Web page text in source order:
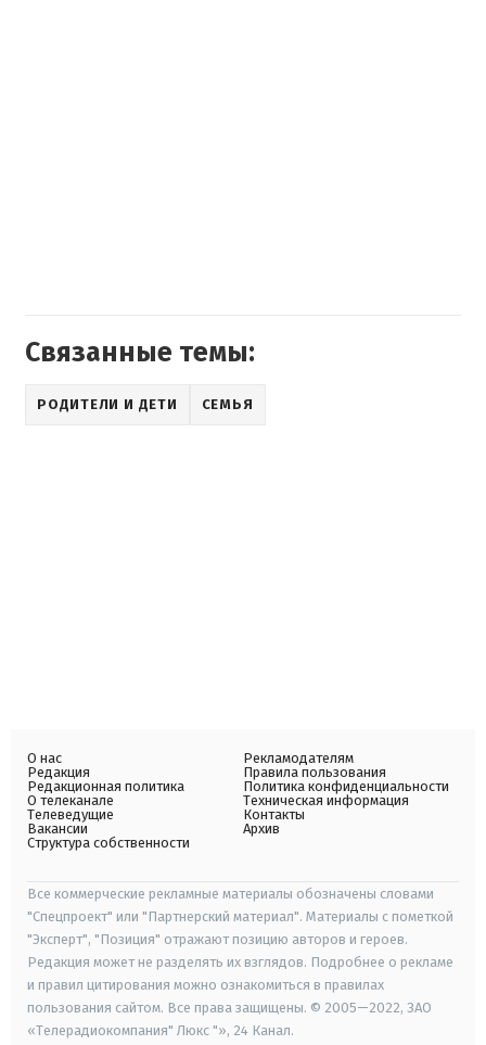
Связанные темы:
РОДИТЕЛИ И ДЕТИ СЕМЬЯ
О нас
Редакция
Редакционная политика
О телеканале
Телеведущие
Вакансии
Структура собственности
Рекламодателям
Правила пользования
Политика конфиденциальности
Техническая информация
Контакты
Архив
Все коммерческие рекламные материалы обозначены словами
"Спецпроект" или "Партнерский материал". Материалы с пометкой
"Эксперт", "Позиция" отражают позицию авторов и героев.
Редакция может не разделять их взглядов. Подробнее о рекламе
и правил цитирования можно ознакомиться в правилах
пользования сайтом. Все права защищены. © 2005—2022, ЗАО
«Телерадиокомпания" Люкс "», 24 Канал.